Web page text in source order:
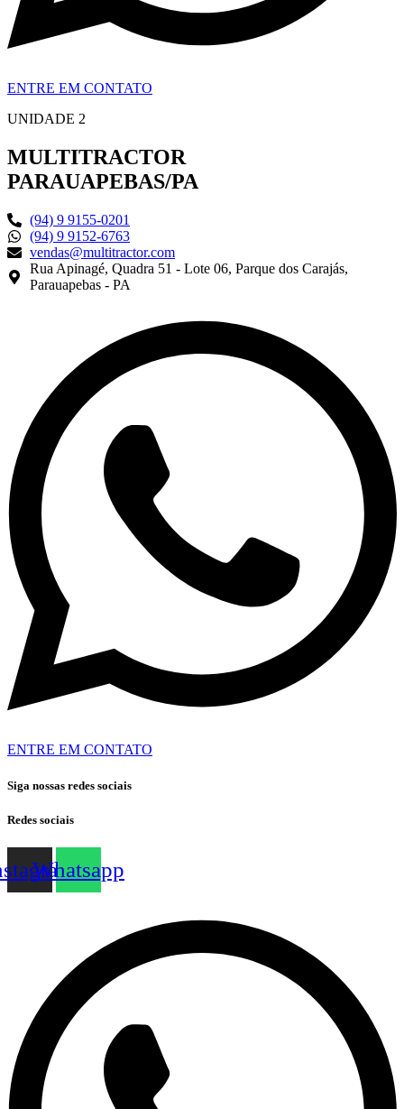
ENTRE EM CONTATO
UNIDADE 2
MULTITRACTOR
PARAUAPEBAS/PA
(94) 9 9155-0201
(94) 9 9152-6763
vendas@multitractor.com
Rua Apinagé, Quadra 51 - Lote 06, Parque dos Carajás,
Parauapebas - PA
ENTRE EM CONTATO
Siga nossas redes sociais
Redes sociais
Whatsapp